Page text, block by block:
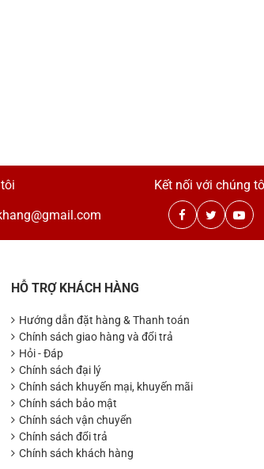
Kết nối với chúng
HỖ TRỢ KHÁCH HÀNG
Hướng dẫn đặt hàng & Thanh toán
Chính sách giao hàng và đổi trả
Hỏi - Đáp
Chính sách đại lý
Chính sách khuyến mại, khuyến mãi
Chính sách bảo mật
Chính sách vận chuyển
Chính sách đổi trả
Chính sách khách hàng